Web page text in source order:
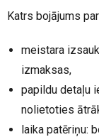
Katrs bojājums
meistara
izmaksas,
papildu detaļu
nolietoties
laika patēriņu: